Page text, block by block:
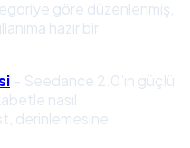
göre düzenlenmiş,
hazır bir
– Seedance 2.0’ın güçlü
nasıl
derinlemesine